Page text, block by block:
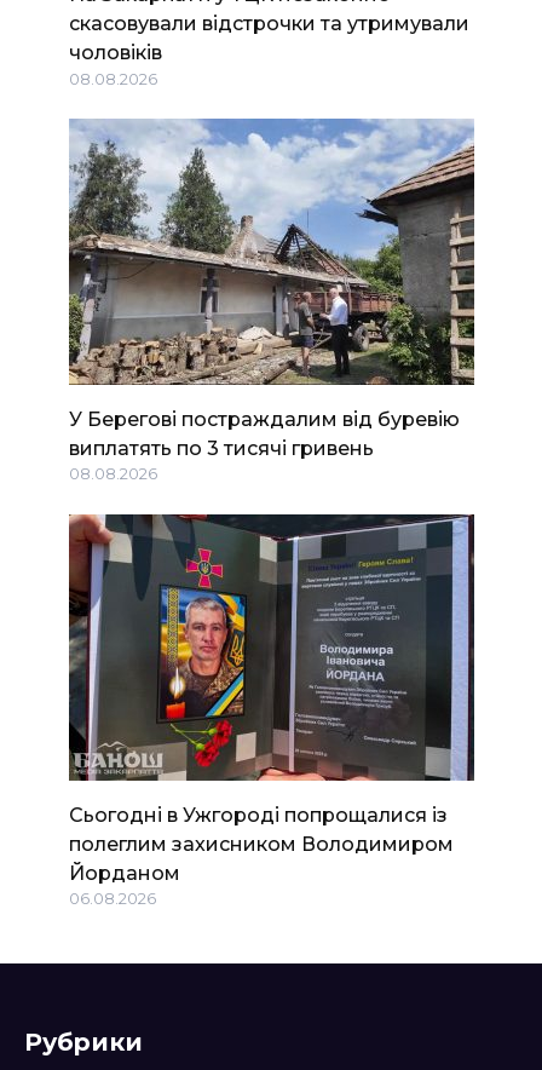
скасовували відстрочки та утримували
чоловіків
08.08.2026
У Берегові постраждалим від буревію
виплатять по 3 тисячі гривень
08.08.2026
Сьогодні в Ужгороді попрощалися із
полеглим захисником Володимиром
Йорданом
06.08.2026
Рубрики